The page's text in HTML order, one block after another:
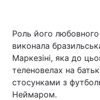
Роль його
виконала
Маркезіні, яка до
теленовелах на
стосунками з
Неймаром.